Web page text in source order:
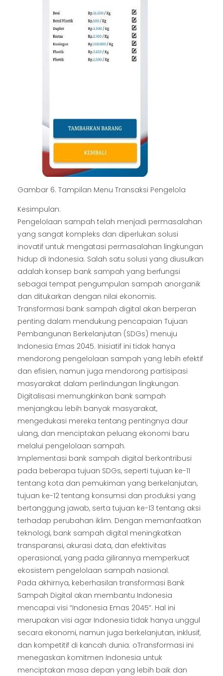
Gambar 6. Tampilan Menu Transaksi Pengelola
Kesimpulan:
Pengelolaan sampah telah menjadi permasalahan
yang sangat kompleks dan diperlukan solusi
inovatif untuk mengatasi permasalahan lingkungan
hidup di Indonesia. Salah satu solusi yang diusulkan
adalah konsep bank sampah yang berfungsi
sebagai tempat pengumpulan sampah anorganik
dan ditukarkan dengan nilai ekonomis.
Transformasi bank sampah digital akan berperan
penting dalam mendukung pencapaian Tujuan
Pembangunan Berkelanjutan (SDGs) menuju
Indonesia Emas 2045. Inisiatif ini tidak hanya
mendorong pengelolaan sampah yang lebih efektif
dan efisien, namun juga mendorong partisipasi
masyarakat dalam perlindungan lingkungan.
Digitalisasi memungkinkan bank sampah
menjangkau lebih banyak masyarakat,
mengedukasi mereka tentang pentingnya daur
ulang, dan menciptakan peluang ekonomi baru
melalui pengelolaan sampah.
Implementasi bank sampah digital berkontribusi
pada beberapa tujuan SDGs, seperti tujuan ke-11
tentang kota dan pemukiman yang berkelanjutan,
tujuan ke-12 tentang konsumsi dan produksi yang
bertanggung jawab, serta tujuan ke-13 tentang aksi
terhadap perubahan iklim. Dengan memanfaatkan
teknologi, bank sampah digital meningkatkan
transparansi, akurasi data, dan efektivitas
operasional, yang pada gilirannya memperkuat
ekosistem pengelolaan sampah nasional.
Pada akhirnya, keberhasilan transformasi Bank
Sampah Digital akan membantu Indonesia
mencapai visi “Indonesia Emas 2045”. Hal ini
merupakan visi agar Indonesia tidak hanya unggul
secara ekonomi, namun juga berkelanjutan, inklusif,
dan kompetitif di kancah dunia. oTransformasi ini
menegaskan komitmen Indonesia untuk
menciptakan masa depan yang lebih baik dan